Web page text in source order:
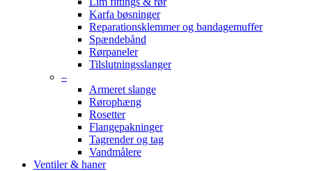
Karfa bøsninger
Reparationsklemmer og bandagemuffer
Spændebånd
Rørpaneler
Tilslutningsslanger
–
Armeret slange
Rørophæng
Rosetter
Flangepakninger
Tagrender og tag
Vandmålere
Ventiler & haner